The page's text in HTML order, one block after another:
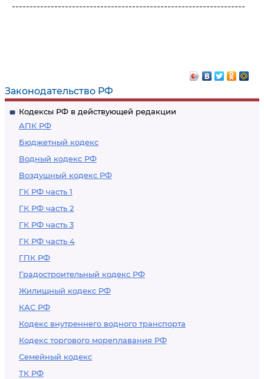
Законодательство РФ
Кодексы РФ в действующей редакции
АПК РФ
Бюджетный кодекс
Водный кодекс РФ
Воздушный кодекс РФ
ГК РФ часть 1
ГК РФ часть 2
ГК РФ часть 3
ГК РФ часть 4
ГПК РФ
Градостроительный кодекс РФ
Жилищный кодекс РФ
КАС РФ
Кодекс внутреннего водного транспорта
Кодекс торгового мореплавания РФ
Семейный кодекс
ТК РФ
------------------------------------------------------------------